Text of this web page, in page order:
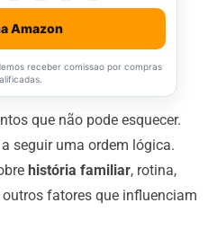
Amazon
receber comissao por compras
que não pode esquecer.
seguir uma ordem lógica.
história familiar, rotina,
fatores que influenciam